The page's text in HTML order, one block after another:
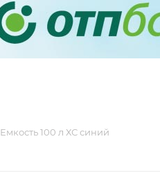
Емкость 100 л ХС синий